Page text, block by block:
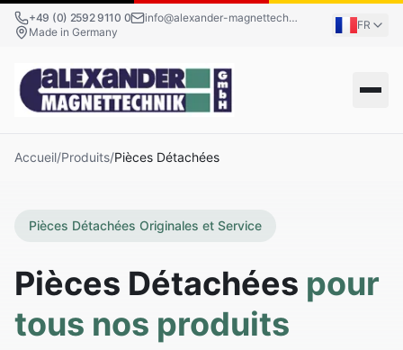
+49 (0) 2592 9110 0
info@alexander-magnettechnik.de
Made in Germany
FR
Accueil/Produits/Pièces Détachées
Pièces Détachées Originales et Service
Pièces Détachées pour
tous nos produits